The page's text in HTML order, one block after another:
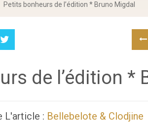
Petits bonheurs de l’édition * Bruno Migdal
de l’édition *
L'article : Bellebelote & Clodjine